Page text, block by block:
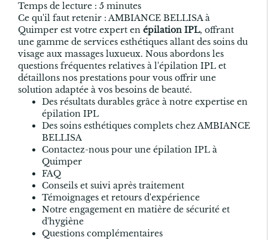
Temps de lecture : 5 minutes
Ce qu'il faut retenir : AMBIANCE BELLISA à
Quimper est votre expert en épilation IPL, offrant
une gamme de services esthétiques allant des soins du
visage aux massages luxueux. Nous abordons les
questions fréquentes relatives à l'épilation IPL et
détaillons nos prestations pour vous offrir une
solution adaptée à vos besoins de beauté.
Des résultats durables grâce à notre expertise en
épilation IPL
Des soins esthétiques complets chez AMBIANCE
BELLISA
Contactez-nous pour une épilation IPL à
Quimper
FAQ
Conseils et suivi après traitement
Témoignages et retours d'expérience
Notre engagement en matière de sécurité et
d'hygiène
Questions complémentaires